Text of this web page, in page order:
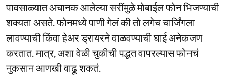
पावसाळ्यात अचानक आलेल्या सरींमुळे मोबाईल फोन भिजण्याची
शक्यता असते. फोनमध्ये पाणी गेलं की तो लगेच चार्जिंगला
लावण्याची किंवा हेअर ड्रायरने वाळवण्याची घाई अनेकजण
करतात. मात्र, अशा वेळी चुकीची पद्धत वापरल्यास फोनचं
नुकसान आणखी वाढू शकतं.